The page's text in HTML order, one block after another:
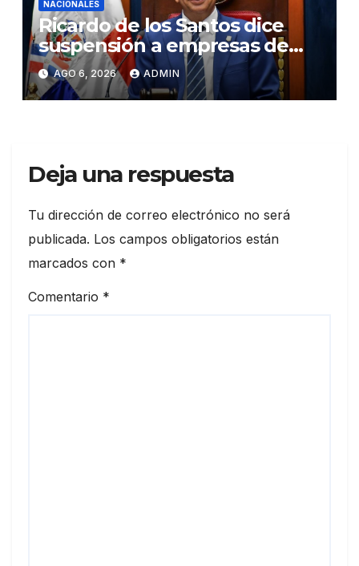
NACIONALES
Ricardo de los Santos dice
suspensión a empresas de
senadores no es una sanción
AGO 6, 2026 ADMIN
Deja una respuesta
Tu dirección de correo electrónico no será
publicada. Los campos obligatorios están
marcados con *
Comentario *